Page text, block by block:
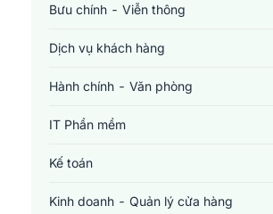
Bưu chính - Viễn thông
Dịch vụ khách hàng
Hành chính - Văn phòng
IT Phần mềm
Kế toán
Kinh doanh - Quản lý cửa hàng